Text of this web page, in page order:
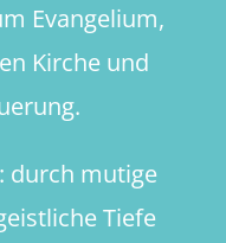
Evangelium,
Kirche und
durch mutige
Tiefe